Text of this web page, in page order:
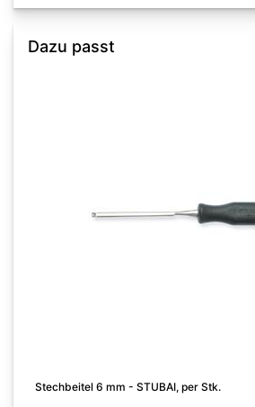
Dazu passt
Stechbeitel 6 mm - STUBAI, per Stk.